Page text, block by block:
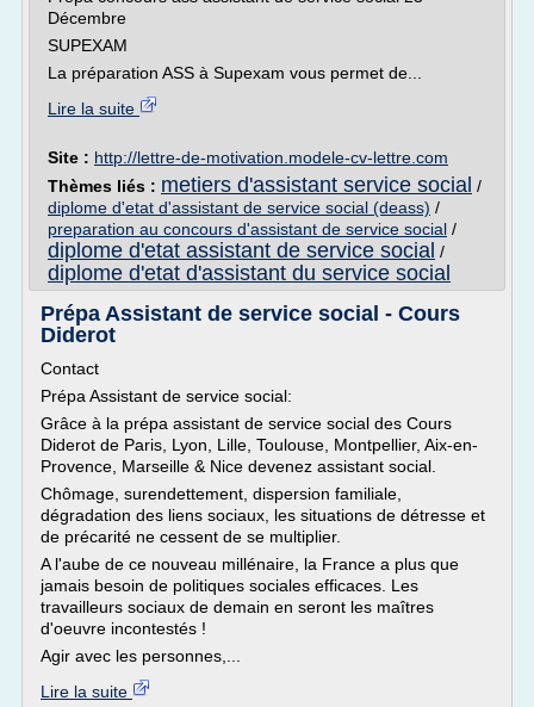
Décembre
SUPEXAM
La préparation ASS à Supexam vous permet de...
Lire la suite
Site : http://lettre-de-motivation.modele-cv-lettre.com
Thèmes liés : metiers d'assistant service social /
diplome d'etat d'assistant de service social (deass) /
preparation au concours d'assistant de service social /
diplome d'etat assistant de service social /
diplome d'etat d'assistant du service social
Prépa Assistant de service social - Cours
Diderot
Contact
Prépa Assistant de service social:
Grâce à la prépa assistant de service social des Cours
Diderot de Paris, Lyon, Lille, Toulouse, Montpellier, Aix-en-
Provence, Marseille & Nice devenez assistant social.
Chômage, surendettement, dispersion familiale,
dégradation des liens sociaux, les situations de détresse et
de précarité ne cessent de se multiplier.
A l'aube de ce nouveau millénaire, la France a plus que
jamais besoin de politiques sociales efficaces. Les
travailleurs sociaux de demain en seront les maîtres
d'oeuvre incontestés !
Agir avec les personnes,...
Lire la suite